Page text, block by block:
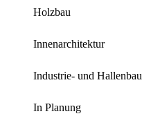
Holzbau
Innenarchitektur
Industrie- und Hallenbau
In Planung